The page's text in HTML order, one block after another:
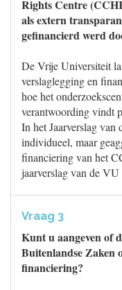
Rights Centre
als extern
gefinancierd werd
De Vrije Universiteit
verslaglegging en
hoe het
verantwoording vindt
In het Jaarverslag
individueel, maar
financiering van het
jaarverslag van de VU
Vraag 3
Kunt u aangeven of
Buitenlandse Zaken
financiering?